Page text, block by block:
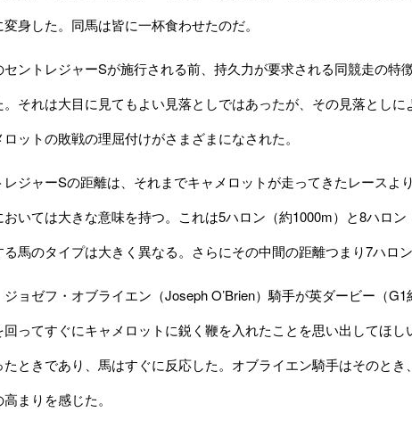
身した。同馬は皆に一杯食わせたのだ。
ントレジャーSが施行される前、持久力が要求される同競走の特
。それは大目に見てもよい見落としではあったが、その見落とし
ットの敗戦の理屈付けがさまざまになされた。
ジャーSの距離は、それまでキャメロットが走ってきたレースよ
おいては大きな意味を持つ。これは5ハロン（約1000m）と8ハロ
馬のタイプは大きく異なる。さらにその中間の距離つまり7ハロ
ョゼフ・オブライエン（Joseph O’Brien）騎手が英ダービー（
回ってすぐにキャメロットに鋭く鞭を入れたことを思い出してほ
たときであり、馬はすぐに反応した。オブライエン騎手はそのと
まりを感じた。